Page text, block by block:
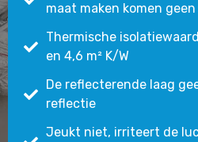
maat maken komen
Thermische
en 4,6 m² K/W
De reflecterende laag
reflectie
Jeukt niet, irriteert de